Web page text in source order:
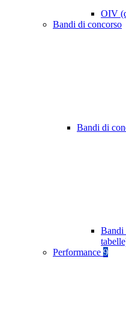
OIV
Bandi di concorso
Bandi di
Bandi
Performance 9